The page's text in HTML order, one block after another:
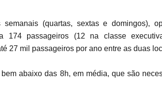
(quartas, sextas e domingos),
174 passageiros (12 na classe
27 mil passageiros por ano entre as duas
abaixo das 8h, em média, que são